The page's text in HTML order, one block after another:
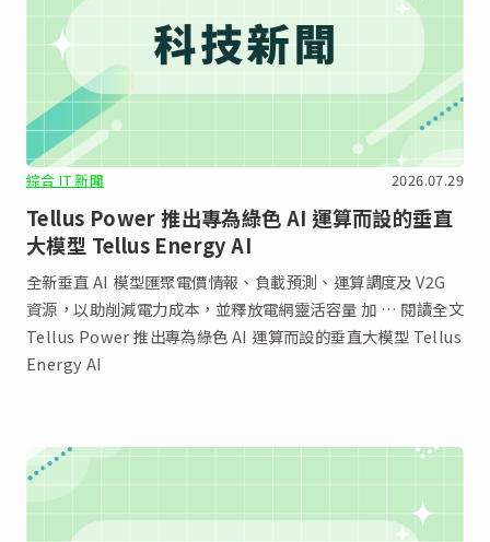
綜合 IT 新聞 2026.07.29
Tellus Power 推出專為綠色 AI 運算而設的垂直
大模型 Tellus Energy AI
全新垂直 AI 模型匯聚電價情報、負載預測、運算調度及 V2G
資源，以助削減電力成本，並釋放電網靈活容量 加 … 閱讀全文
Tellus Power 推出專為綠色 AI 運算而設的垂直大模型 Tellus
Energy AI